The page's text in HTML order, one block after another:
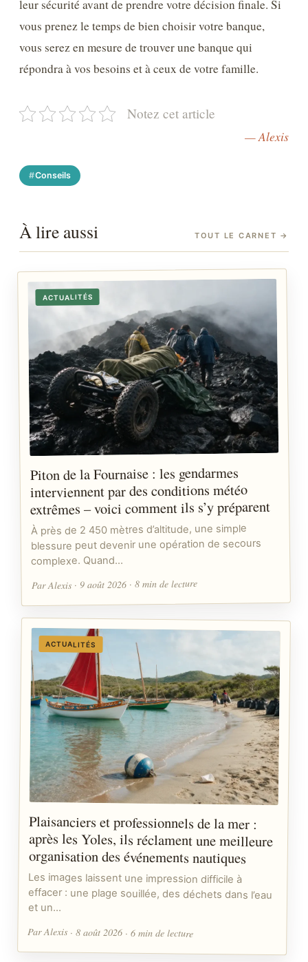
leur sécurité avant de prendre votre décision finale. Si
vous prenez le temps de bien choisir votre banque,
vous serez en mesure de trouver une banque qui
répondra à vos besoins et à ceux de votre famille.
Notez cet article
— Alexis
Conseils
À lire aussi TOUT LE CARNET →
ACTUALITÉS
Piton de la Fournaise : les gendarmes
interviennent par des conditions météo
extrêmes – voici comment ils s’y préparent
À près de 2 450 mètres d’altitude, une simple
blessure peut devenir une opération de secours
complexe. Quand…
Par Alexis · 9 août 2026 · 8 min de lecture
ACTUALITÉS
Plaisanciers et professionnels de la mer :
après les Yoles, ils réclament une meilleure
organisation des événements nautiques
Les images laissent une impression difficile à
effacer : une plage souillée, des déchets dans l’eau
et un…
Par Alexis · 8 août 2026 · 6 min de lecture